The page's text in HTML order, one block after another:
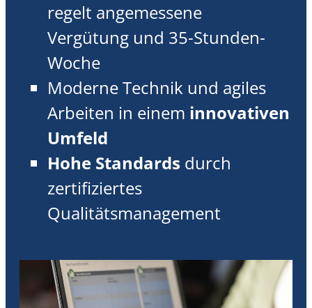
regelt angemessene
Vergütung und 35-Stunden-
Woche
Moderne Technik und agiles
Arbeiten in einem innovativen
Umfeld
Hohe Standards durch
zertifiziertes
Qualitätsmanagement